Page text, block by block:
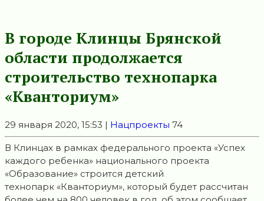
В городе Клинцы Брянской
области продолжается
строительство технопарка
«Кванториум»
29 января 2020, 15:53 | Нацпроекты 74
В Клинцах в рамках федерального проекта «Успех
каждого ребенка» национального проекта
«Образование» строится детский
технопарк «Кванториум», который будет рассчитан